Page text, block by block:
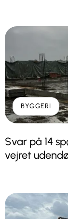
BYGGERI
Svar på 14
vejret